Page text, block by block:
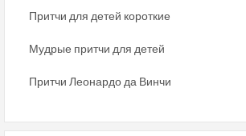
Притчи для детей короткие
Мудрые притчи для детей
Притчи Леонардо да Винчи